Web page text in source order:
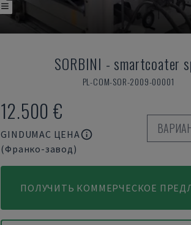
SORBINI - smartcoater
PL-COM-SOR-2009-00001
12.500 €
GINDUMAC ЦЕНА
(Франко-завод)
ПОЛУЧИТЬ КОММЕРЧЕСКОЕ